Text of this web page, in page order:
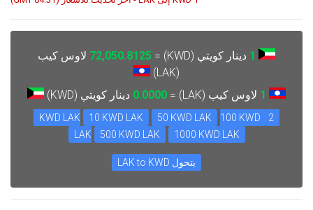
1 دينار كويتي (KWD) = 72,050.8125 لاوس كيب
(LAK)
1 لاوس كيب (LAK) = 0.0000 دينار كويتي (KWD)
2 KWD LAK
10 KWD LAK 50 KWD LAK
100 KWD
LAK
500 KWD LAK 1000 KWD LAK
يتحول LAK to KWD